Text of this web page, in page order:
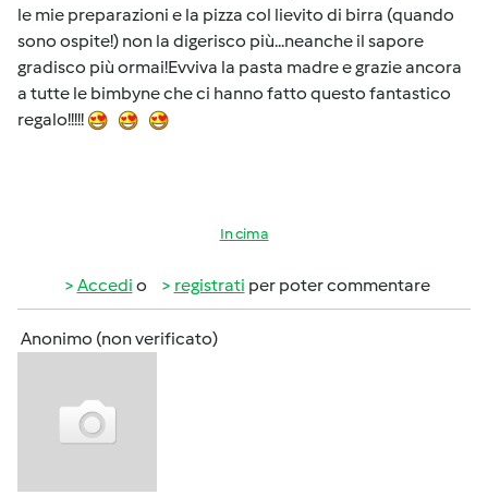
le mie preparazioni e la pizza col lievito di birra (quando
sono ospite!) non la digerisco più...neanche il sapore
gradisco più ormai!Evviva la pasta madre e grazie ancora
a tutte le bimbyne che ci hanno fatto questo fantastico
regalo!!!!!
In cima
Accedi o registrati per poter commentare
Anonimo (non verificato)